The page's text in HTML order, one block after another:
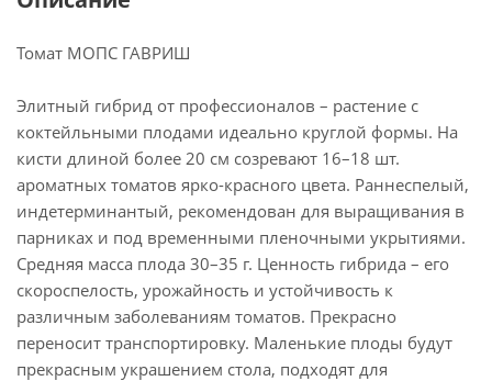
Томат МОПС ГАВРИШ
Элитный гибрид от профессионалов – растение с
коктейльными плодами идеально круглой формы. На
кисти длиной более 20 см созревают 16–18 шт.
ароматных томатов ярко-красного цвета. Раннеспелый,
индетерминантый, рекомендован для выращивания в
парниках и под временными пленочными укрытиями.
Средняя масса плода 30–35 г. Ценность гибрида – его
скороспелость, урожайность и устойчивость к
различным заболеваниям томатов. Прекрасно
переносит транспортировку. Маленькие плоды будут
прекрасным украшением стола, подходят для